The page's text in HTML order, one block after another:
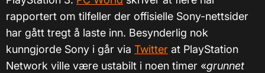
rapportert om tilfeller der offisielle Sony-nettsider
har gått tregt å laste inn. Besynderlig nok
kunngjorde Sony i går via Twitter at PlayStation
Network ville være ustabilt i noen timer «grunnet